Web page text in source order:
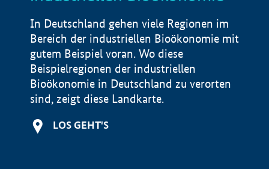
In Deutschland gehen viele Regionen im
Bereich der industriellen Bioökonomie mit
gutem Beispiel voran. Wo diese
Beispielregionen der industriellen
Bioökonomie in Deutschland zu verorten
sind, zeigt diese Landkarte.
LOS GEHT'S